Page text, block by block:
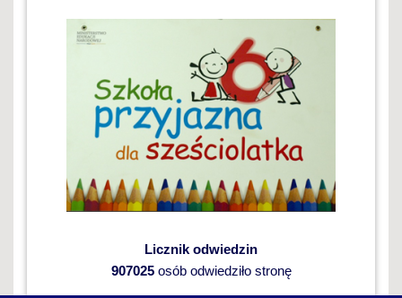
Licznik odwiedzin
907025osób odwiedziło stronę